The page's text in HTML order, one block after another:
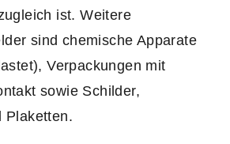
ist. Weitere
sind chemische Apparate
Verpackungen mit
sowie Schilder,
Plaketten.